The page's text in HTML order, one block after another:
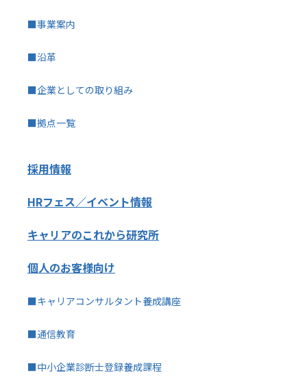
■事業案内
■沿革
■企業としての取り組み
■拠点一覧
採用情報
HRフェス／イベント情報
キャリアのこれから研究所
個人のお客様向け
■キャリアコンサルタント養成講座
■通信教育
■中小企業診断士登録養成課程